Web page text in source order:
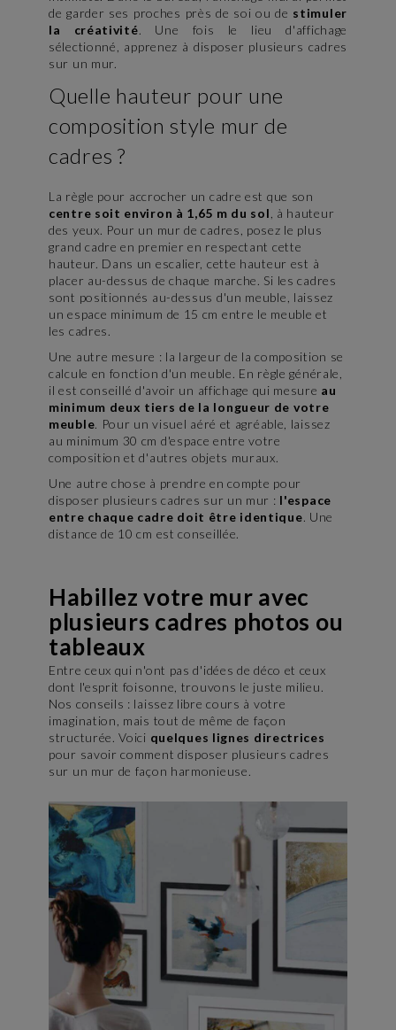
de garder ses proches près de soi ou de stimuler
la créativité. Une fois le lieu d'affichage
sélectionné, apprenez à disposer plusieurs cadres
sur un mur.
Quelle hauteur pour une
composition style mur de
cadres ?
La règle pour accrocher un cadre est que son
centre soit environ à 1,65 m du sol , à hauteur
des yeux. Pour un mur de cadres, posez le plus
grand cadre en premier en respectant cette
hauteur. Dans un escalier, cette hauteur est à
placer au-dessus de chaque marche. Si les cadres
sont positionnés au-dessus d'un meuble, laissez
un espace minimum de 15 cm entre le meuble et
les cadres.
Une autre mesure : la largeur de la composition se
calcule en fonction d'un meuble. En règle générale,
il est conseillé d'avoir un affichage qui mesure au
minimum deux tiers de la longueur de votre
meuble. Pour un visuel aéré et agréable, laissez
au minimum 30 cm d'espace entre votre
composition et d'autres objets muraux.
Une autre chose à prendre en compte pour
disposer plusieurs cadres sur un mur : l'espace
entre chaque cadre doit être identique. Une
distance de 10 cm est conseillée.
Habillez votre mur avec
plusieurs cadres photos ou
tableaux
Entre ceux qui n'ont pas d'idées de déco et ceux
dont l'esprit foisonne, trouvons le juste milieu.
Nos conseils : laissez libre cours à votre
imagination, mais tout de même de façon
structurée. Voici quelques lignes directrices
pour savoir comment disposer plusieurs cadres
sur un mur de façon harmonieuse.